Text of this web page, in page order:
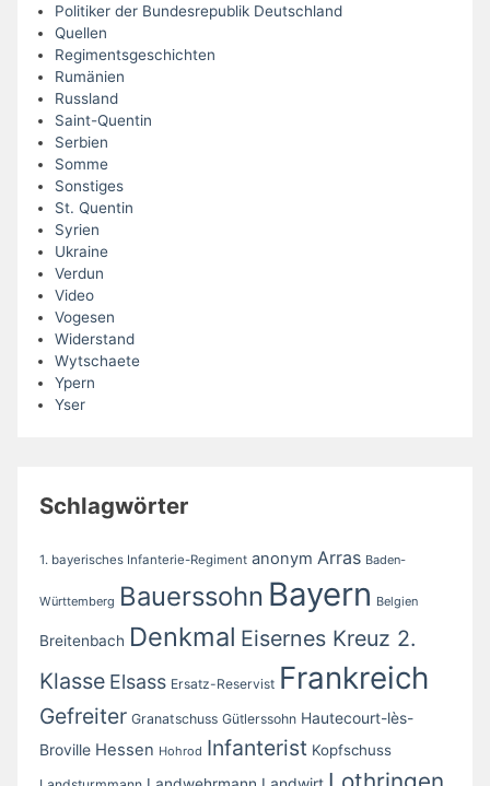
Politiker der Bundesrepublik Deutschland
Quellen
Regimentsgeschichten
Rumänien
Russland
Saint-Quentin
Serbien
Somme
Sonstiges
St. Quentin
Syrien
Ukraine
Verdun
Video
Vogesen
Widerstand
Wytschaete
Ypern
Yser
Schlagwörter
1. bayerisches Infanterie-Regiment anonym Arras Baden-
Württemberg Bauerssohn Bayern Belgien
Breitenbach Denkmal Eisernes Kreuz 2.
Klasse Elsass Ersatz-Reservist Frankreich
Gefreiter Granatschuss Gütlerssohn Hautecourt-lès-
Broville Hessen Hohrod Infanterist Kopfschuss